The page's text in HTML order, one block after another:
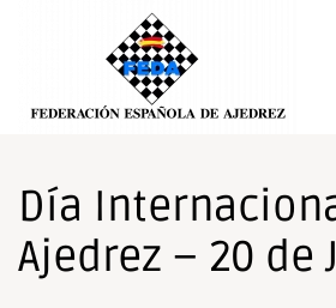
sistema
accesibilidad.
Skip to main content
Día
Ajedrez – 20 de